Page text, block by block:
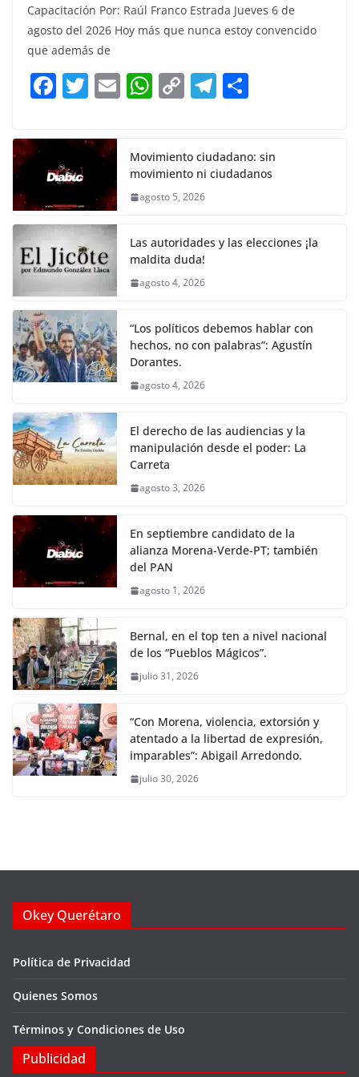
c
e
b
o
k
itt
er
ai at
A
p
p
Li
n
e
a
m
ar
e
Capacitación Por: Raúl Franco Estrada Jueves 6 de
agosto del 2026 Hoy más que nunca estoy convencido
que además de
F
c
e
b
o
o
k
T
itt
er
E W
s
A
p
C
y
Li
k
T
gr
a
e
Movimiento ciudadano: sin
movimiento ni ciudadanos
agosto 5, 2026
Las autoridades y las elecciones ¡la
maldita duda!
agosto 4, 2026
“Los políticos debemos hablar con
hechos, no con palabras”: Agustín
Dorantes.
agosto 4, 2026
El derecho de las audiencias y la
manipulación desde el poder: La
Carreta
agosto 3, 2026
En septiembre candidato de la
alianza Morena-Verde-PT; también
del PAN
agosto 1, 2026
Bernal, en el top ten a nivel nacional
de los “Pueblos Mágicos”.
julio 31, 2026
“Con Morena, violencia, extorsión y
atentado a la libertad de expresión,
imparables”: Abigail Arredondo.
julio 30, 2026
Okey Querétaro
Política de Privacidad
Quienes Somos
Términos y Condiciones de Uso
Publicidad